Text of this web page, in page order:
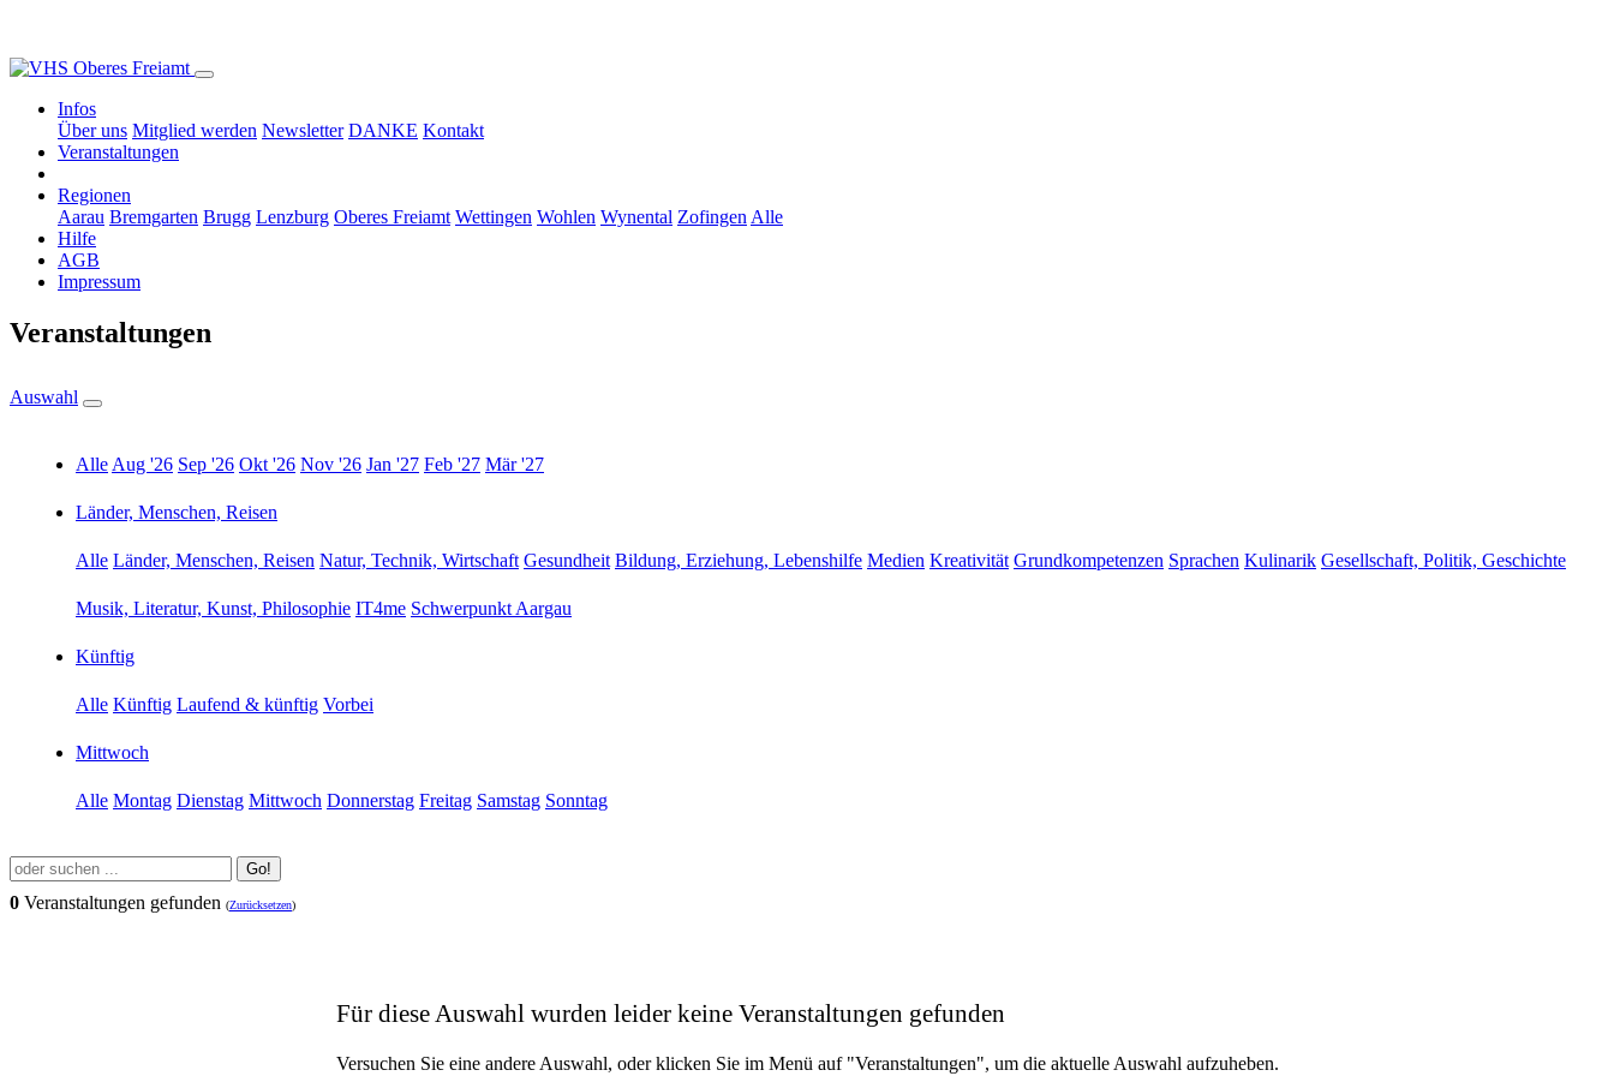
Infos
Über uns Mitglied werden Newsletter DANKE Kontakt
Veranstaltungen
Regionen
Aarau Bremgarten Brugg Lenzburg Oberes Freiamt Wettingen Wohlen Wynental Zofingen Alle
Hilfe
AGB
Impressum
Veranstaltungen
Auswahl
Alle Aug '26 Sep '26 Okt '26 Nov '26 Jan '27 Feb '27 Mär '27
Länder, Menschen, Reisen
Alle Länder, Menschen, Reisen Natur, Technik, Wirtschaft Gesundheit Bildung, Erziehung, Lebenshilfe Medien Kreativität Grundkompetenzen Sprachen Kulinarik Gesellschaft, Politik, Geschichte
Musik, Literatur, Kunst, Philosophie IT4me Schwerpunkt Aargau
Künftig
Alle Künftig Laufend & künftig Vorbei
Mittwoch
Alle Montag Dienstag Mittwoch Donnerstag Freitag Samstag Sonntag
Go!
0 Veranstaltungen gefunden (Zurücksetzen)
Für diese Auswahl wurden leider keine Veranstaltungen gefunden
Versuchen Sie eine andere Auswahl, oder klicken Sie im Menü auf "Veranstaltungen", um die aktuelle Auswahl aufzuheben.